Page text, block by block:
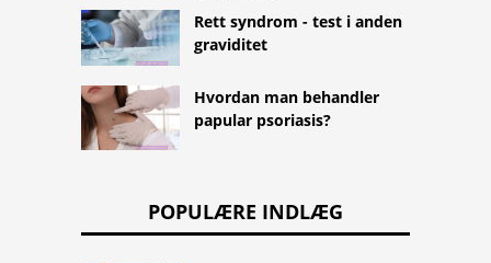
Rett syndrom - test i anden
graviditet
Hvordan man behandler
papular psoriasis?
POPULÆRE INDLÆG